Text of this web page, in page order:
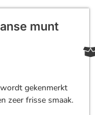
munt
gekenmerkt
zeer frisse smaak.